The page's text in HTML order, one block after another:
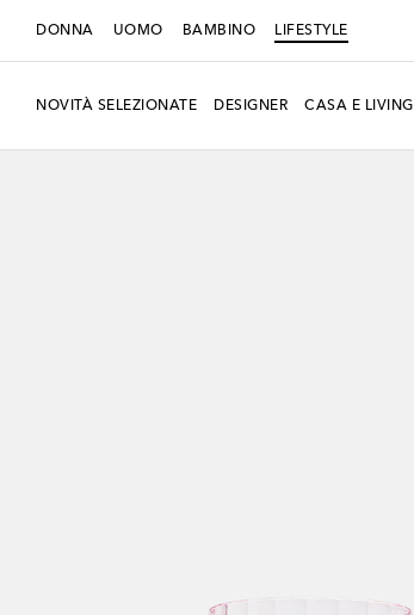
DONNA UOMO BAMBINO LIFESTYLE
NOVITÀ SELEZIONATE DESIGNER CASA E LIVING